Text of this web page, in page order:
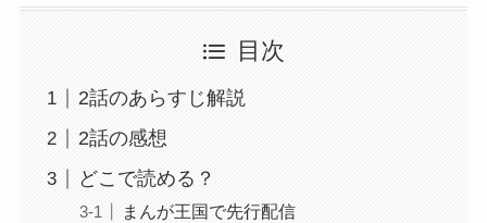
目次
2話のあらすじ解説
2話の感想
どこで読める？
まんが王国で先行配信